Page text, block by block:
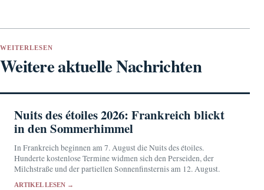
WEITERLESEN
Weitere aktuelle Nachrichten
Nuits des étoiles 2026: Frankreich blickt
in den Sommerhimmel
In Frankreich beginnen am 7. August die Nuits des étoiles.
Hunderte kostenlose Termine widmen sich den Perseiden, der
Milchstraße und der partiellen Sonnenfinsternis am 12. August.
ARTIKEL LESEN →